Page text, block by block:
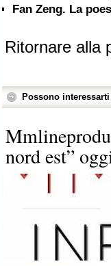
Fan Zeng. La
Ritornare alla
Possono
nord est”